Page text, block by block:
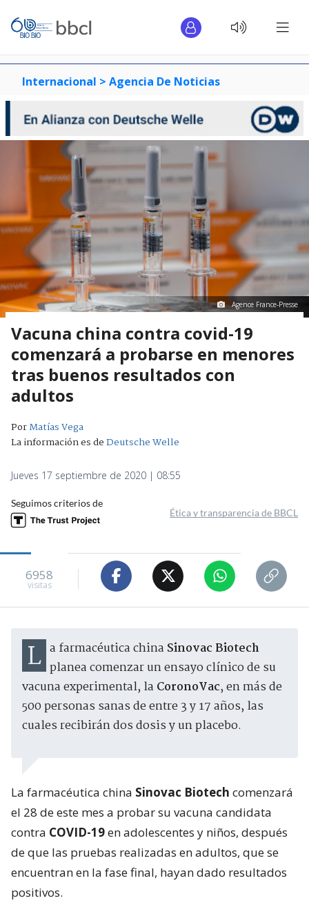
Internacional > Agencia De Noticias
Agence France-Presse
Vacuna china contra covid-19
comenzará a probarse en menores
tras buenos resultados con
adultos
PorMatías Vega
La información es deDeutsche Welle
Jueves 17 septiembre de 2020 | 08:55
Seguimos criterios de
Ética y transparencia de BBCL
6958
visitas
La farmacéutica china Sinovac Biotech
planea comenzar un ensayo clínico de su
vacuna experimental, la CoronoVac, en más de
500 personas sanas de entre 3 y 17 años, las
cuales recibirán dos dosis y un placebo.
La farmacéutica china Sinovac Biotech comenzará
el 28 de este mes a probar su vacuna candidata
contra COVID-19en adolescentes y niños, después
de que las pruebas realizadas en adultos, que se
encuentran en la fase final, hayan dado resultados
positivos.